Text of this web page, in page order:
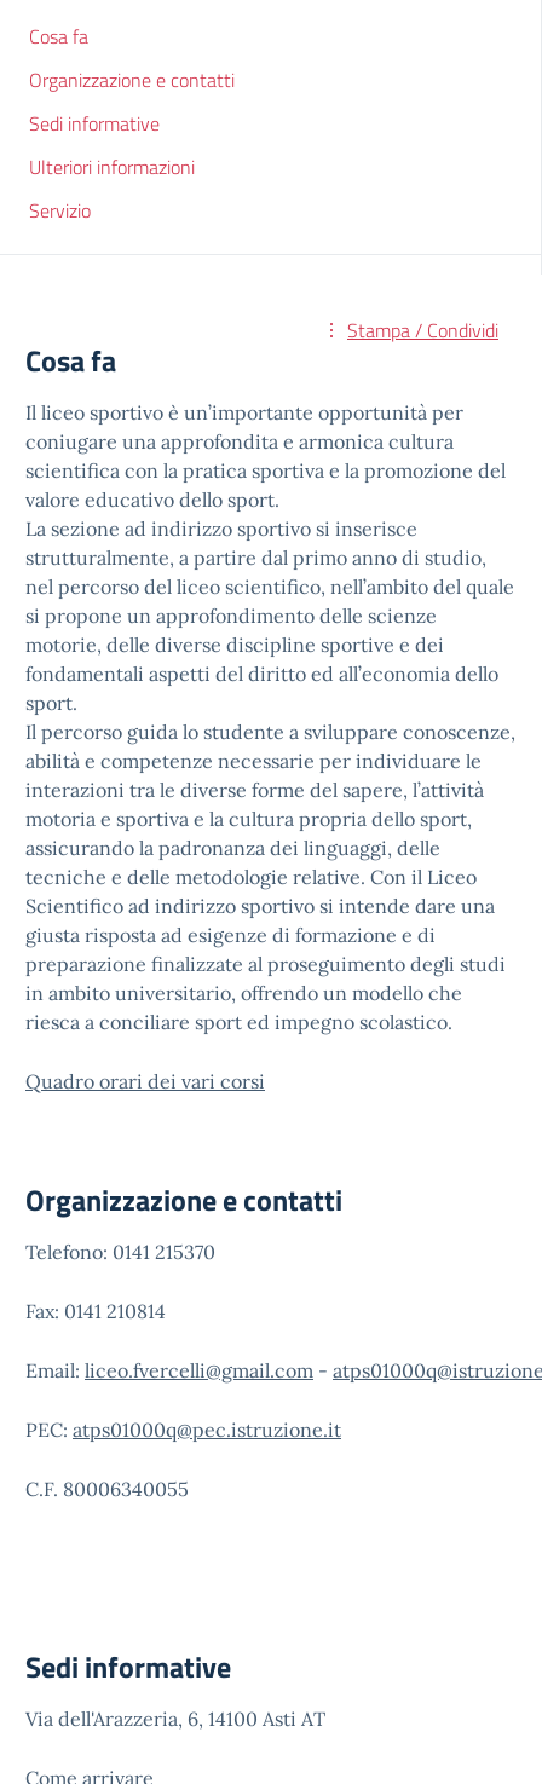
Cosa fa
Organizzazione e contatti
Sedi informative
Ulteriori informazioni
Servizio
Stampa / Condividi
Cosa fa
Il liceo sportivo è un’importante opportunità per
coniugare una approfondita e armonica cultura
scientifica con la pratica sportiva e la promozione del
valore educativo dello sport.
La sezione ad indirizzo sportivo si inserisce
strutturalmente, a partire dal primo anno di studio,
nel percorso del liceo scientifico, nell’ambito del quale
si propone un approfondimento delle scienze
motorie, delle diverse discipline sportive e dei
fondamentali aspetti del diritto ed all’economia dello
sport.
Il percorso guida lo studente a sviluppare conoscenze,
abilità e competenze necessarie per individuare le
interazioni tra le diverse forme del sapere, l’attività
motoria e sportiva e la cultura propria dello sport,
assicurando la padronanza dei linguaggi, delle
tecniche e delle metodologie relative. Con il Liceo
Scientifico ad indirizzo sportivo si intende dare una
giusta risposta ad esigenze di formazione e di
preparazione finalizzate al proseguimento degli studi
in ambito universitario, offrendo un modello che
riesca a conciliare sport ed impegno scolastico.
Quadro orari dei vari corsi
Organizzazione e contatti
Telefono: 0141 215370
Fax: 0141 210814
Email: liceo.fvercelli@gmail.com -
PEC: atps01000q@pec.istruzione.it
C.F. 80006340055
Sedi informative
Via dell'Arazzeria, 6, 14100 Asti AT
Come arrivare